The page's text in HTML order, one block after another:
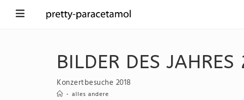
BILDER DES
Konzertbesuche 2018
- alles andere